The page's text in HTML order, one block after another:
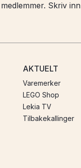
Skriv inn
AKTUELT
Varemerker
LEGO Shop
Lekia TV
Tilbakekallinger